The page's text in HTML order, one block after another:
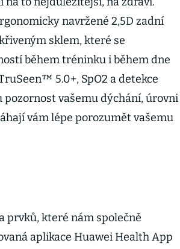
navržené 2,5D zadní
sklem, které se
během tréninku i během dne
5.0+, SpO2 a detekce
vašemu dýchání, úrovni
vám lépe porozumět vašemu
prvků, které nám společně
aplikace Huawei Health App